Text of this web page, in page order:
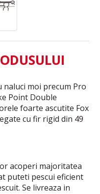
naluci moi precum Pro
Point Double
foarte ascutite Fox
cu fir rigid din 49
acoperi majoritatea
puteti pescui eficient
Se livreaza in